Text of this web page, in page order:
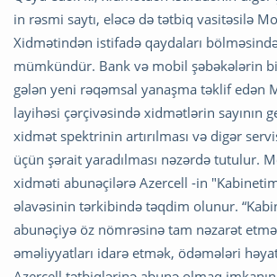
in rəsmi saytı, eləcə də tətbiq vasitəsilə
Xidmətindən istifadə qaydaları
mümkündür. Bank və mobil şəbəkələrin
gələn yeni rəqəmsal yanaşma təklif edən
layihəsi çərçivəsində xidmətlərin sayının
xidmət spektrinin artırılması və digər
üçün şərait yaradılması nəzərdə tutulur.
xidməti abunəçilərə Azercell -in
əlavəsinin tərkibində təqdim olunur.
abunəçiyə öz nömrəsinə tam nəzarət
əməliyyatları idarə etmək, ödəmələri